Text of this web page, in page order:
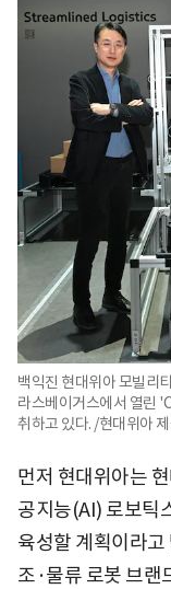
백익진 현대위아 모빌리
라스베이거스에서 열린
취하고 있다. /현대위아
먼저 현대위아는
공지능(AI) 로보틱
육성할 계획이라고
조·물류 로봇 브